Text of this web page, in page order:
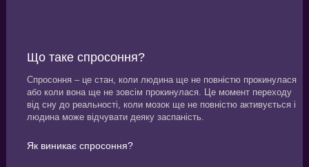
Що таке спросоння?
Спросоння – це стан, коли людина ще не повністю прокинулася
або коли вона ще не зовсім прокинулася. Це момент переходу
від сну до реальності, коли мозок ще не повністю активується і
людина може відчувати деяку заспаність.
Як виникає спросоння?